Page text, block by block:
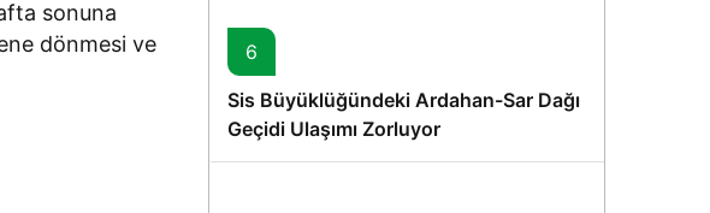
sonuna
dönmesi ve
6
Sis Büyüklüğündeki Ardahan-Sar Dağı
Geçidi Ulaşımı Zorluyor